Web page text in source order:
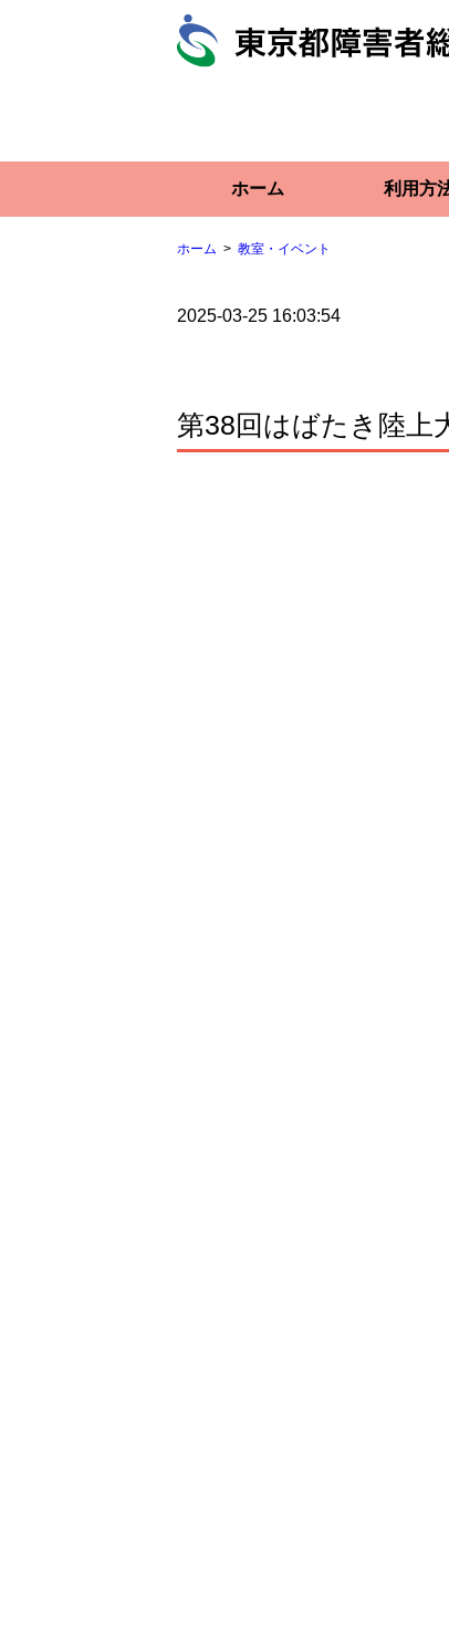
ホーム 利用方
ホーム 教室・イベント
2025-03-25 16:03:54
第38回はばたき陸上